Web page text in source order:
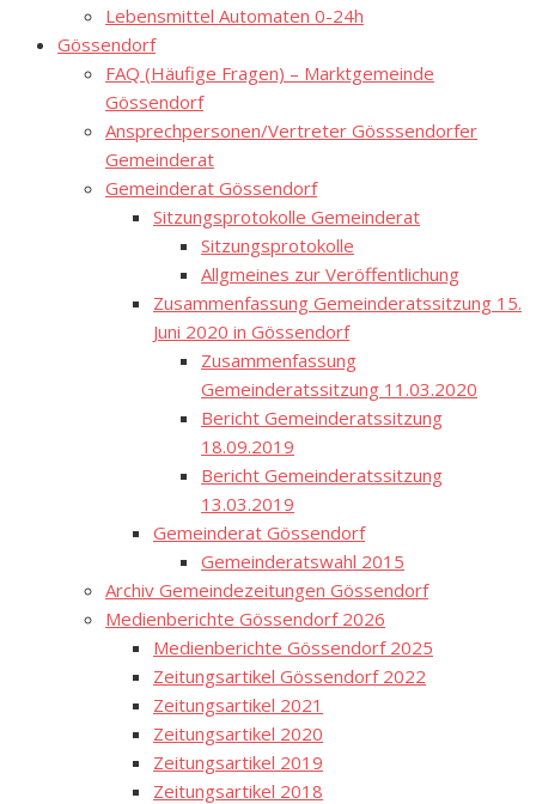
Lebensmittel Automaten 0-24h
Gössendorf
FAQ (Häufige Fragen) – Marktgemeinde
Gössendorf
Ansprechpersonen/Vertreter Gösssendorfer
Gemeinderat
Gemeinderat Gössendorf
Sitzungsprotokolle Gemeinderat
Sitzungsprotokolle
Allgmeines zur Veröffentlichung
Zusammenfassung Gemeinderatssitzung 15.
Juni 2020 in Gössendorf
Zusammenfassung
Gemeinderatssitzung 11.03.2020
Bericht Gemeinderatssitzung
18.09.2019
Bericht Gemeinderatssitzung
13.03.2019
Gemeinderat Gössendorf
Gemeinderatswahl 2015
Archiv Gemeindezeitungen Gössendorf
Medienberichte Gössendorf 2026
Medienberichte Gössendorf 2025
Zeitungsartikel Gössendorf 2022
Zeitungsartikel 2021
Zeitungsartikel 2020
Zeitungsartikel 2019
Zeitungsartikel 2018